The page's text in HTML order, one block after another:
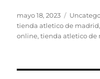
Publicado
el
mayo 18, 2023
tienda atletico de madrid
online,tienda atletico de